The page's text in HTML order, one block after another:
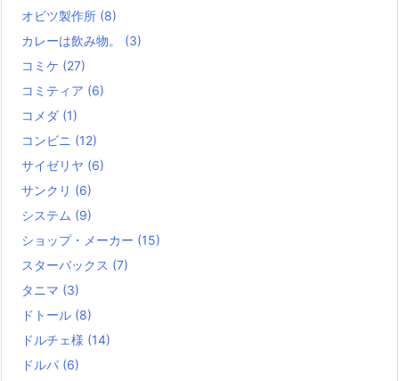
オビツ製作所 (8)
カレーは飲み物。 (3)
コミケ (27)
コミティア (6)
コメダ (1)
コンビニ (12)
サイゼリヤ (6)
サンクリ (6)
システム (9)
ショップ・メーカー (15)
スターバックス (7)
タニマ (3)
ドトール (8)
ドルチェ様 (14)
ドルパ (6)